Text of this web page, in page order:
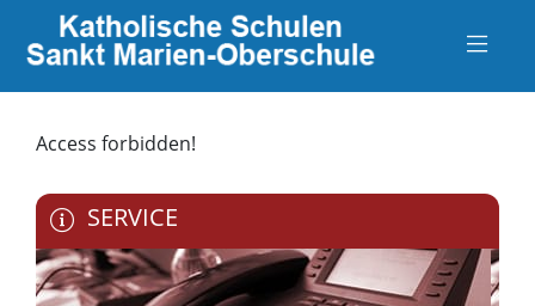
Access forbidden!
SERVICE